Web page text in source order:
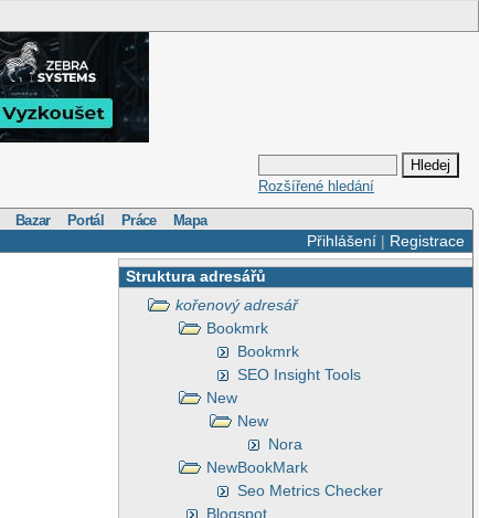
Rozšířené hledání
Bazar Portál Práce Mapa
Přihlášení| Registrace
Struktura adresářů
kořenový adresář
Bookmrk
Bookmrk
SEO Insight Tools
New
New
Nora
NewBookMark
Seo Metrics Checker
Blogspot